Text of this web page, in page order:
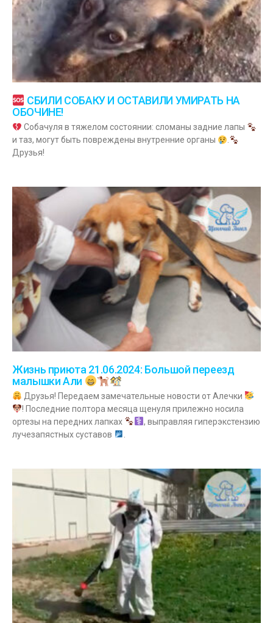
СБИЛИ СОБАКУ И ОСТАВИЛИ УМИРАТЬ НА
ОБОЧИНЕ!
Собачуля в тяжелом состоянии: сломаны задние лапы
и таз, могут быть повреждены внутренние органы
.
Друзья!
Жизнь приюта 21.06.2024: Большой переезд
малышки Али
Друзья! Передаем замечательные новости от Алечки
! Последние полтора месяца щенуля прилежно носила
ортезы на передних лапках
, выправляя гиперэкстензию
лучезапястных суставов